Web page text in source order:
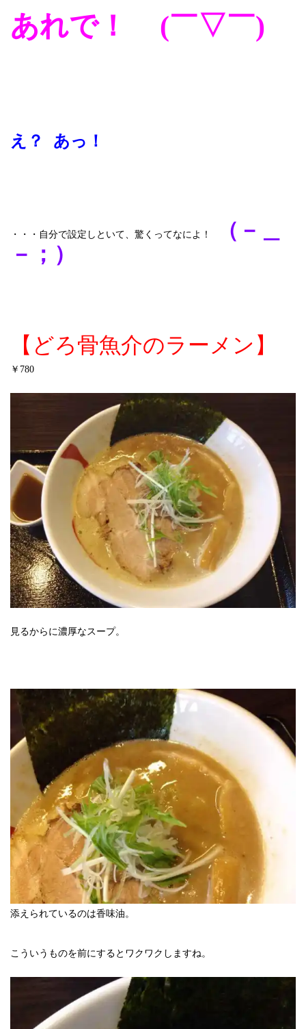
あれで！ (￣▽￣)
え？ あっ！
・・・自分で設定しといて、驚くってなによ！
（－＿
－；）
【どろ骨魚介のラーメン】
￥ 780
見るからに濃厚なスープ。
添えられているのは香味油。
こういうものを前にするとワクワクしますね。